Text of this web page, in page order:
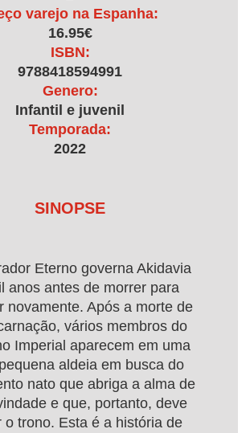
varejo na Espanha:
16.95€
ISBN:
9788418594991
Genero:
Infantil e juvenil
Temporada:
2022
SINOPSE
Eterno governa Akidavia
anos antes de morrer para
novamente. Após a morte de
vários membros do
Imperial aparecem em uma
aldeia em busca do
nato que abriga a alma de
e que, portanto, deve
o trono. Esta é a história de